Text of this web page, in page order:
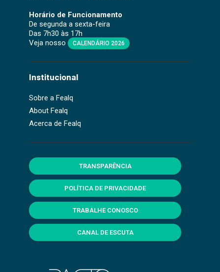
Horário de Funcionamento
De segunda a sexta-feira
Das 7h30 às 17h
Veja nosso
CALENDÁRIO 2026
Institucional
Sobre a Fealq
About Fealq
Acerca de Fealq
TRANSPARÊNCIA
POLÍTICA DE PRIVACIDADE
TRABALHE CONOSCO
CANAL DE ESCUTA